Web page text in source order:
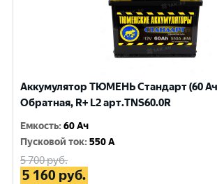
Аккумулятор ТЮМЕНЬ Стандарт (60
Обратная, R+ L2 арт.TNS60.0R
Емкость:60 Ач
Пусковой ток:550 A
5 700руб.
5 160 руб.